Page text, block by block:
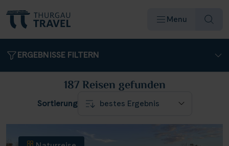
Menu
Reiseziele & Flüsse
Schiffe
ERGEBNISSE FILTERN
187 Reisen gefunden
Sortierung